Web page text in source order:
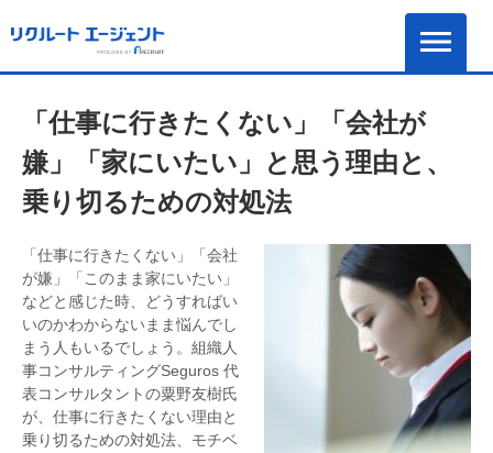
「仕事に行きたくない」「会社が
嫌」「家にいたい」と思う理由と、
乗り切るための対処法
「仕事に行きたくない」「会社
が嫌」「このまま家にいたい」
などと感じた時、どうすればい
いのかわからないまま悩んでし
まう人もいるでしょう。組織人
事コンサルティングSeguros 代
表コンサルタントの粟野友樹氏
が、仕事に行きたくない理由と
乗り切るための対処法、モチベ